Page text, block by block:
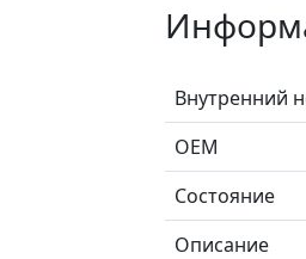
Внутренний
ОЕМ
Состояние
Описание